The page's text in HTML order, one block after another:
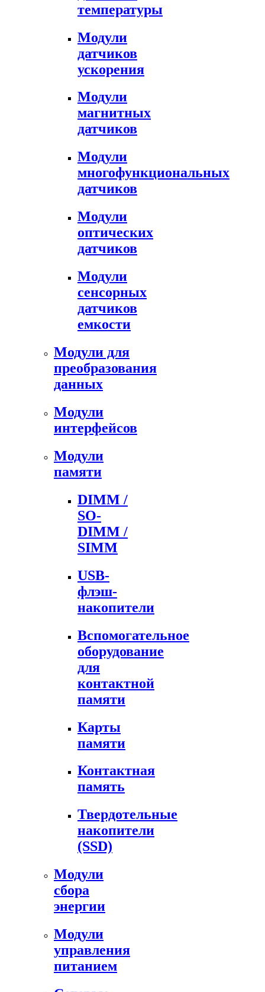
температуры
Модули
датчиков
ускорения
Модули
магнитных
датчиков
Модули
многофункциональных
датчиков
Модули
оптических
датчиков
Модули
сенсорных
датчиков
емкости
Модули для
преобразования
данных
Модули
интерфейсов
Модули
памяти
DIMM /
SO-
DIMM /
SIMM
USB-
флэш-
накопители
Вспомогательное
оборудование
для
контактной
памяти
Карты
памяти
Контактная
память
Твердотельные
накопители
(SSD)
Модули
сбора
энергии
Модули
управления
питанием